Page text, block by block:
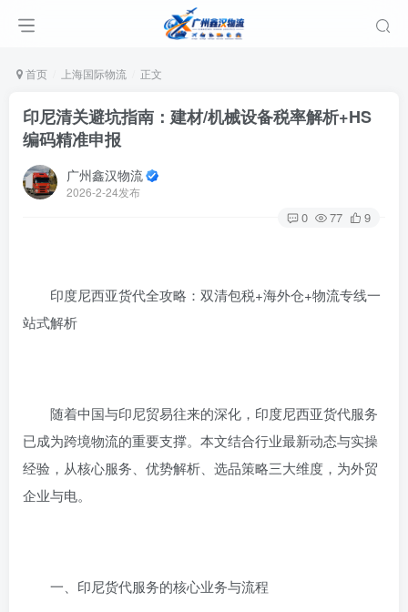
首页 上海国际物流 正文
印尼清关避坑指南：建材/机械设备税率解析+HS
编码精准申报
广州鑫汉物流
2026-2-24发布
0 77 9
印度尼西亚货代全攻略：双清包税+海外仓+物流专线一
站式解析
随着中国与印尼贸易往来的深化，印度尼西亚货代服务
已成为跨境物流的重要支撑。本文结合行业最新动态与实操
经验，从‌核心服务、优势解析、选品策略‌三大维度，为外贸
企业与电。
一、印尼货代服务的核心业务与流程